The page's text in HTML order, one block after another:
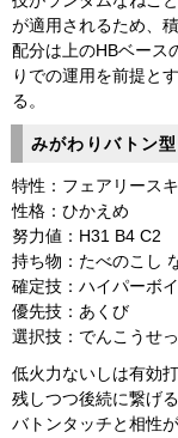
が適用されるため、
配分は上のHBベース
りでの運用を前提と
る。
みがわりバトン型
特性：フェアリース
性格：ひかえめ
努力値：H31 B4 C2
持ち物：たべのこし
確定技：ハイパーボ
優先技：あくび
選択技：でんこうせ
低火力ないしは有効
残しつつ後続に繋げ
バトンタッチと相性